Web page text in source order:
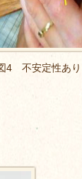
4 不安定性あり